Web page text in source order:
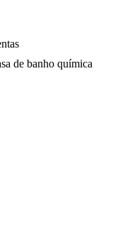
de banho química